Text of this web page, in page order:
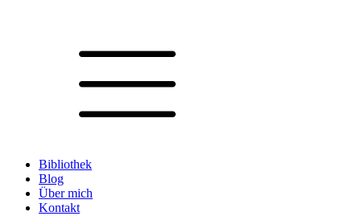
Bibliothek
Blog
Über mich
Kontakt